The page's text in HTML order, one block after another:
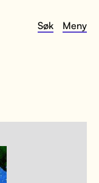
Søk Meny